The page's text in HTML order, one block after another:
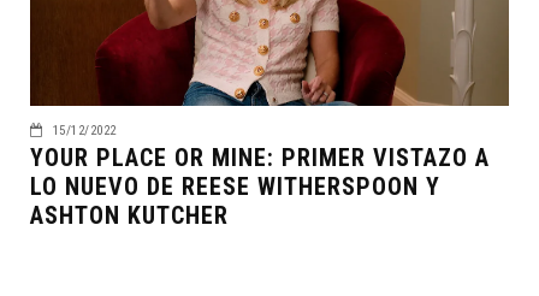
15/12/2022
YOUR PLACE OR MINE: PRIMER VISTAZO A
LO NUEVO DE REESE WITHERSPOON Y
ASHTON KUTCHER